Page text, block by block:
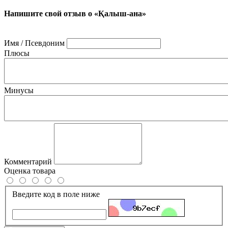
Напишите свой отзыв о «Қалыш-ана»
Имя / Псевдоним
Плюсы
Минусы
Комментарий
Оценка товара
Введите код в поле ниже